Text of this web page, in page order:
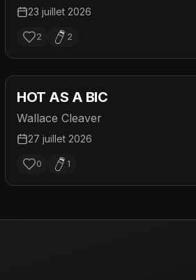
23 juillet 2026
2 2
HOT AS A BIC
Wallace Cleaver
27 juillet 2026
0 1